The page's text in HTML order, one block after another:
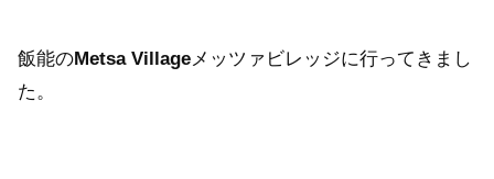
飯能のMetsa Villageメッツァビレッジに行ってきまし
た。